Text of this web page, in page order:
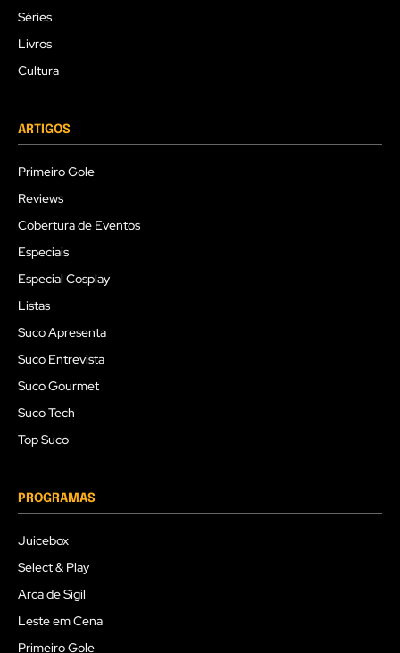
Séries
Livros
Cultura
ARTIGOS
Primeiro Gole
Reviews
Cobertura de Eventos
Especiais
Especial Cosplay
Listas
Suco Apresenta
Suco Entrevista
Suco Gourmet
Suco Tech
Top Suco
PROGRAMAS
Juicebox
Select & Play
Arca de Sigil
Leste em Cena
Primeiro Gole